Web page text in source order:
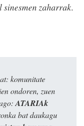
sinesmen zaharrak.
komunitate
ondoren, zuen
ATARIAk
bat daukagu